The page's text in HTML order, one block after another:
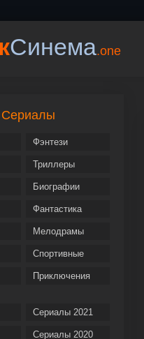
Cинема.one
Сериалы
Фэнтези
Триллеры
Биографии
Фантастика
Мелодрамы
Спортивные
Приключения
Сериалы 2021
Сериалы 2020